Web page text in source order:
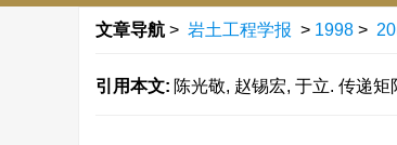
文章导航 > 岩土工程学报 > 1998 >
引用本文: 陈光敬, 赵锡宏, 于立. 传递